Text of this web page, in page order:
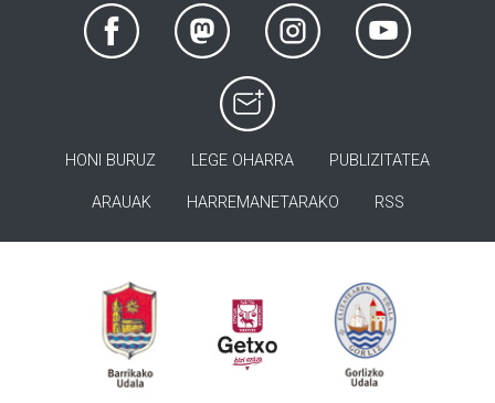
HONI BURUZ LEGE OHARRA PUBLIZITATEA
ARAUAK HARREMANETARAKO RSS